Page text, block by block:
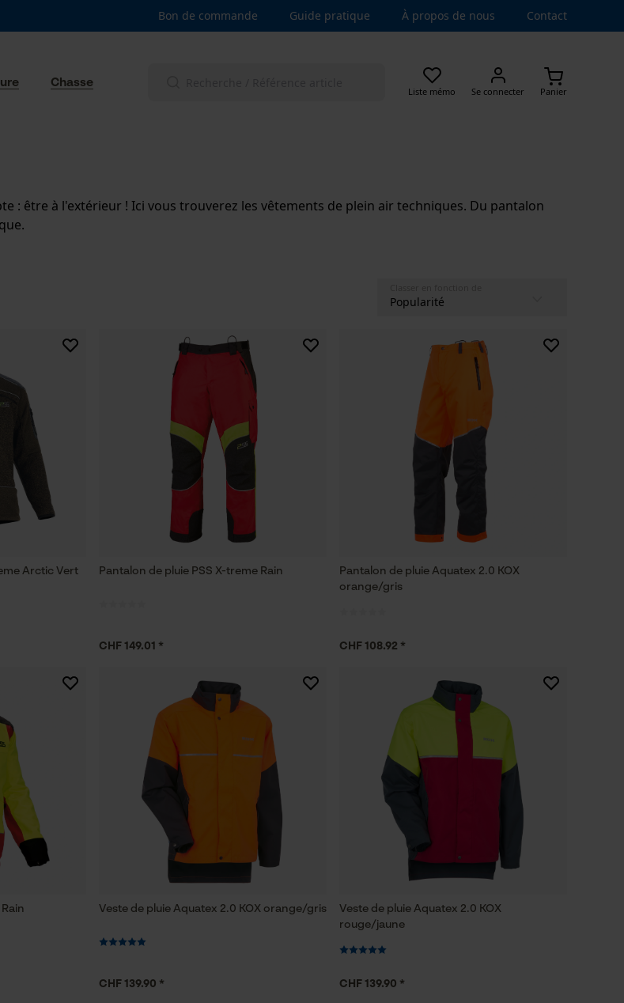
Bon de commande Guide pratique À propos de nous Contact
Liste mémo Se connecter Panier
Chasse
: être à l'extérieur ! Ici vous trouverez les vêtements de plein air techniques. Du pantalon
Arctic Vert
Pantalon de pluie PSS X-treme Rain
CHF 149.01 *
Pantalon de pluie Aquatex 2.0 KOX
orange/gris
CHF 108.92 *
Veste de pluie Aquatex 2.0 KOX orange/gris
CHF 139.90 *
Veste de pluie Aquatex 2.0 KOX
rouge/jaune
CHF 139.90 *